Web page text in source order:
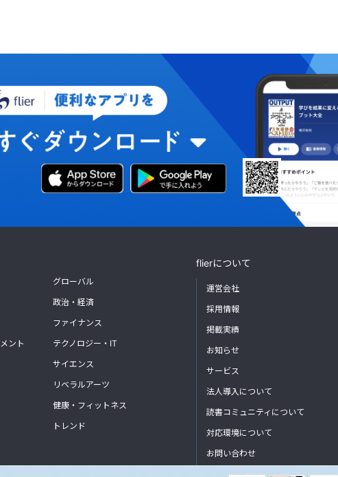
ント
グローバル
政治・経済
ファイナンス
テクノロジー・IT
サイエンス
リベラルアーツ
健康・フィットネス
トレンド
flierについて
運営会社
採用情報
掲載実績
お知らせ
サービス
法人導入について
読書コミュニティについて
対応環境について
お問い合わせ
よくあるご質問